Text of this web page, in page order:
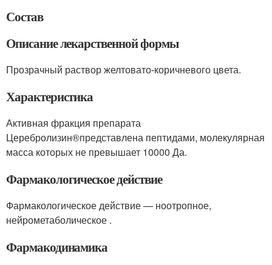
Состав
Описание лекарственной формы
Прозрачный раствор желтовато-коричневого цвета.
Характеристика
Активная фракция препарата
Церебролизин®представлена пептидами, молекулярная
масса которых не превышает 10000 Да.
Фармакологическое действие
Фармакологическое действие — ноотропное,
нейрометаболическое .
Фармакодинамика